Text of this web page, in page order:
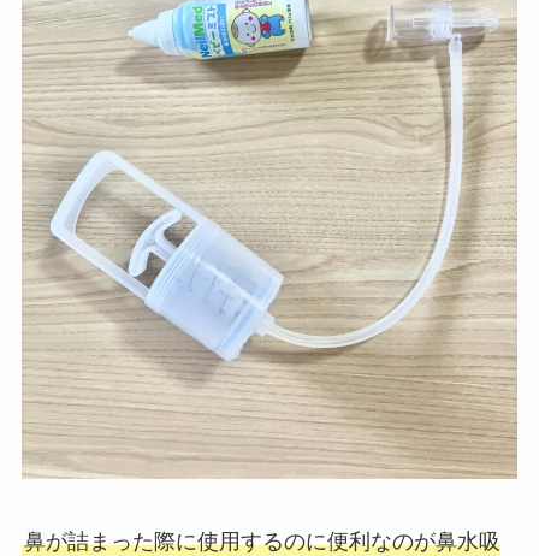
鼻が詰まった際に使用するのに便利なのが鼻水吸